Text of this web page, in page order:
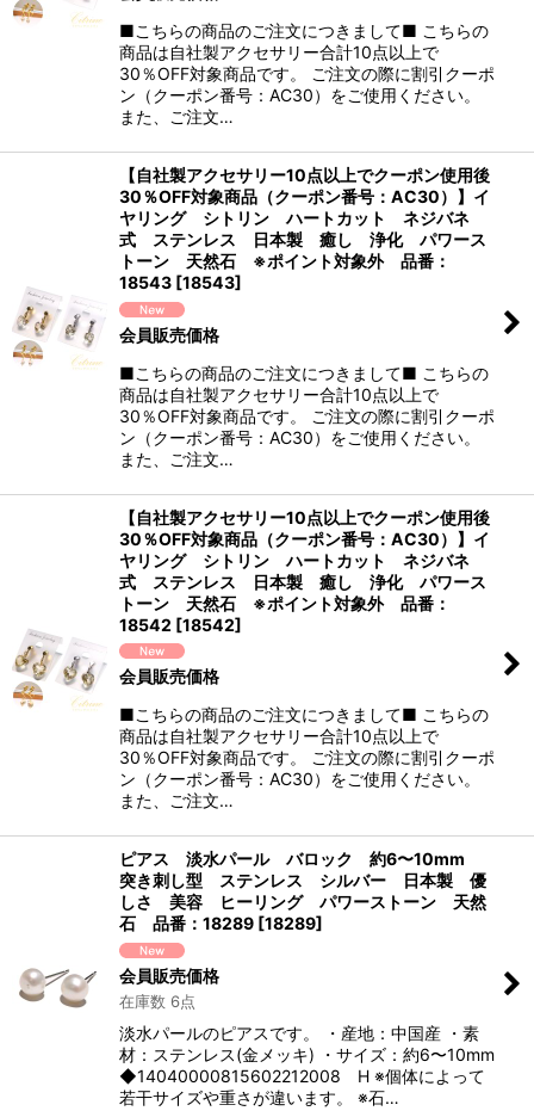
■こちらの商品のご注文につきまして■ こちらの
商品は自社製アクセサリー合計10点以上で
30％OFF対象商品です。 ご注文の際に割引クーポ
ン（クーポン番号：AC30）をご使用ください。
また、ご注文…
【自社製アクセサリー10点以上でクーポン使用後
30％OFF対象商品（クーポン番号：AC30）】イ
ヤリング シトリン ハートカット ネジバネ
式 ステンレス 日本製 癒し 浄化 パワース
トーン 天然石 ※ポイント対象外 品番：
18543 [18543]
会員販売価格
■こちらの商品のご注文につきまして■ こちらの
商品は自社製アクセサリー合計10点以上で
30％OFF対象商品です。 ご注文の際に割引クーポ
ン（クーポン番号：AC30）をご使用ください。
また、ご注文…
【自社製アクセサリー10点以上でクーポン使用後
30％OFF対象商品（クーポン番号：AC30）】イ
ヤリング シトリン ハートカット ネジバネ
式 ステンレス 日本製 癒し 浄化 パワース
トーン 天然石 ※ポイント対象外 品番：
18542 [18542]
会員販売価格
■こちらの商品のご注文につきまして■ こちらの
商品は自社製アクセサリー合計10点以上で
30％OFF対象商品です。 ご注文の際に割引クーポ
ン（クーポン番号：AC30）をご使用ください。
また、ご注文…
ピアス 淡水パール バロック 約6〜10mm
突き刺し型 ステンレス シルバー 日本製 優
しさ 美容 ヒーリング パワーストーン 天然
石 品番：18289 [18289]
会員販売価格
在庫数 6点
淡水パールのピアスです。 ・産地：中国産 ・素
材：ステンレス(金メッキ) ・サイズ：約6〜10mm
◆14040000815602212008 H ※個体によって
若干サイズや重さが違います。 ※石…